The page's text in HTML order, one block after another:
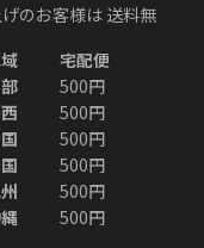
のお客様は 送料無
宅配便
500円
500円
500円
500円
500円
500円